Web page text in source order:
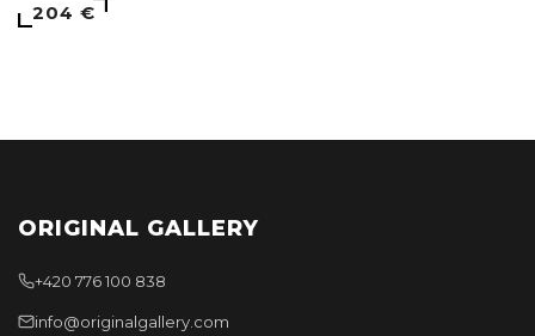
204 €
ORIGINAL GALLERY
+420 776 100 838
info@originalgallery.com